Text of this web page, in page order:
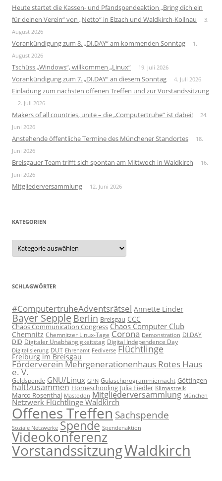
Heute startet die Kassen- und Pfandspendeaktion „Bring dich ein
für deinen Verein“ von „Netto“ in Elzach und Waldkirch-Kollnau
3.
August 2026
Vorankündigung zum 8. „DI.DAY“ am kommenden Sonntag
1.
August 2026
Tschüss „Windows“, willkommen „Linux“ 19. Juli 2026
Vorankündigung zum 7. „DI.DAY“ an diesem Sonntag 4. Juli 2026
Einladung zum nächsten offenen Treffen und zur Vorstandssitzung
2. Juli 2026
Makers of all countries, unite – die „Computertruhe“ ist dabei!
24.
Juni 2026
Anstehende öffentliche Termine des Münchener Standortes
18.
Juni 2026
Breisgauer Team trifft sich spontan am Mittwoch in Waldkirch
16.
Juni 2026
Mitgliederversammlung 12. Juni 2026
KATEGORIEN
Kategorien
SCHLAGWÖRTER
#ComputertruheAdventsrätsel Annette Linder
Bayer Sepple Berlin Breisgau CCC
Chaos Communication Congress Chaos Computer Club
Chemnitz Chemnitzer Linux-Tage Corona Demonstration DI.DAY
DID Digitaler Unabhängigkeitstag Digital Independence Day
Digitalisierung DUT Ehrenamt Fediverse Flüchtlinge
Freiburg im Breisgau
Förderverein Mehrgenerationenhaus Rotes Haus
e. V.
Geldspende GNU/Linux GPN Gulaschprogrammiernacht Göttingen
halt!zusammen Homeschooling Julia Fiedler Klimastreik
Marco Rosenthal Mastodon Mitgliederversammlung München
Netzwerk Flüchtlinge Waldkirch
Offenes Treffen Sachspende
Soziale Netzwerke Spende Spendenaktion
Videokonferenz
VorstandssitzungWaldkirch